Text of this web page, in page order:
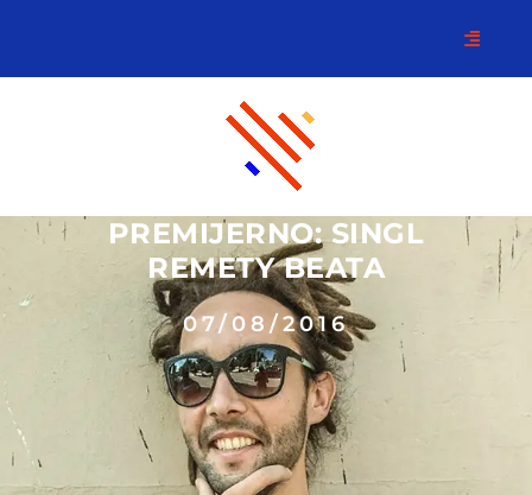
PREMIJERNO: SINGL
REMETY BEATA
07/08/2016